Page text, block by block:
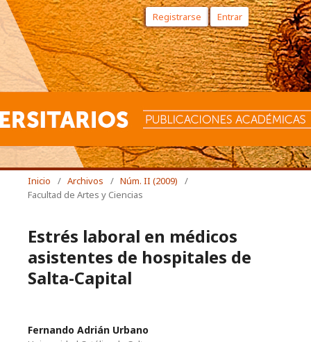
Registrarse Entrar
Inicio / Archivos / Núm. II (2009)
/
Facultad de Artes y Ciencias
Estrés laboral en médicos
asistentes de hospitales de
Salta-Capital
Fernando Adrián Urbano